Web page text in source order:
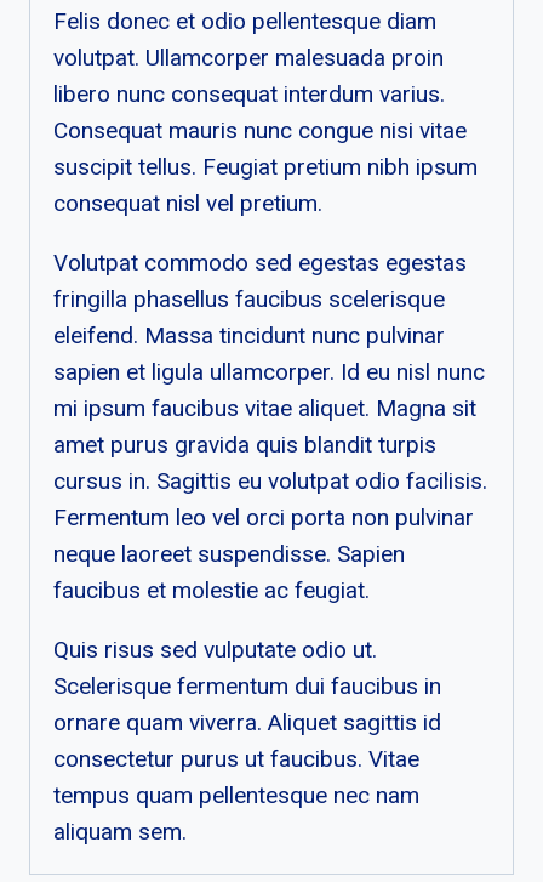
Felis donec et odio pellentesque diam
volutpat. Ullamcorper malesuada proin
libero nunc consequat interdum varius.
Consequat mauris nunc congue nisi vitae
suscipit tellus. Feugiat pretium nibh ipsum
consequat nisl vel pretium.
Volutpat commodo sed egestas egestas
fringilla phasellus faucibus scelerisque
eleifend. Massa tincidunt nunc pulvinar
sapien et ligula ullamcorper. Id eu nisl nunc
mi ipsum faucibus vitae aliquet. Magna sit
amet purus gravida quis blandit turpis
cursus in. Sagittis eu volutpat odio facilisis.
Fermentum leo vel orci porta non pulvinar
neque laoreet suspendisse. Sapien
faucibus et molestie ac feugiat.
Quis risus sed vulputate odio ut.
Scelerisque fermentum dui faucibus in
ornare quam viverra. Aliquet sagittis id
consectetur purus ut faucibus. Vitae
tempus quam pellentesque nec nam
aliquam sem.